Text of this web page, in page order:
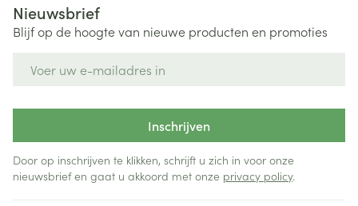
Nieuwsbrief
Blijf op de hoogte van nieuwe producten en promoties
Inschrijven
Door op inschrijven te klikken, schrijft u zich in voor onze
nieuwsbrief en gaat u akkoord met onze privacy policy.